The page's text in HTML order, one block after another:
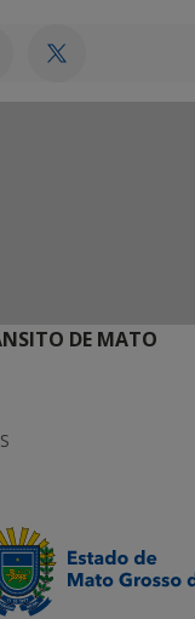
DE MATO